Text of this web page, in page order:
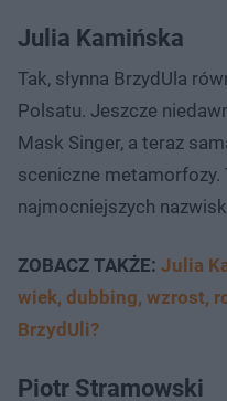
Julia Kamińska
Tak, słynna BrzydUla
Polsatu. Jeszcze
Mask Singer, a teraz
sceniczne metamorfozy.
najmocniejszych
ZOBACZ TAKŻE: Julia
wiek, dubbing, wzrost,
BrzydUli?
Piotr Stramowski